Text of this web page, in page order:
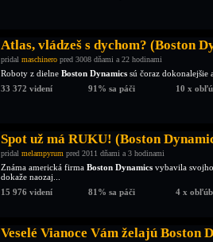
Atlas, vládzeš s dychom? (Boston
pridal maschinero pred 3008 dňami a 22 hodinami
Roboty z dielne Boston Dynamics sú čoraz dokonalejšie
33 372 videní
91% sa páči 10 x
Spot už má RUKU! (Boston
pridal melampyrum pred 2011 dňami a 3 hodinami
Známa americká firma Boston Dynamics vybavila
dokaže naozaj...
15 976 videní
81% sa páči 4 x
Veselé Vianoce Vám želajú Boston